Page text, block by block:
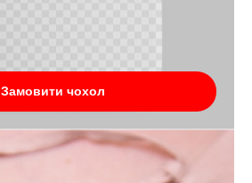
Замовити чохол